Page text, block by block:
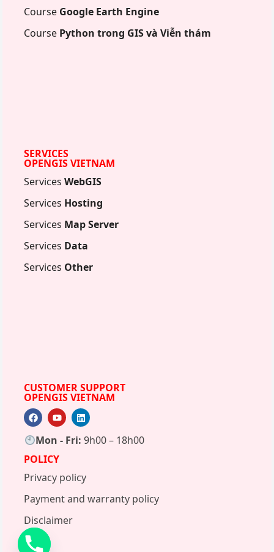
Course Google Earth Engine
Course Python trong GIS và Viễn thám
SERVICES
OPENGIS VIETNAM
ServicesWebGIS
Services Hosting
Services Map Server
Services Data
Services Other
CUSTOMER SUPPORT
OPENGIS VIETNAM
Mon - Fri: 9h00 – 18h00
POLICY
Privacy policy
Payment and warranty policy
Disclaimer